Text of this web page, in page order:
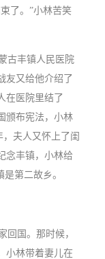
了。”小林苦笑
古丰镇人民医院
友又给他介绍了
在医院里结了
颁布宪法，小林
，夫人又怀上了闺
念丰镇，小林给
第二故乡。
国。那时候，
小林带着妻儿在